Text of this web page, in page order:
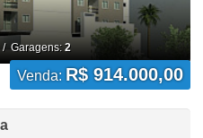
Garagens: 2
Venda: R$ 914.000,00